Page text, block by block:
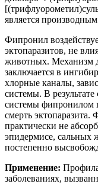
является
Фипронил
эктопаразитов, не
животных. Механизм
заключается в
хлорные каналы,
системы. В
системы фипронилом
смерть эктопаразита.
практически не
эпидермисе, сальных
постепенно
Применение:
заболеваниях,